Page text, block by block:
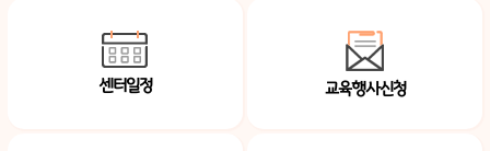
센터일정 교육행사신청